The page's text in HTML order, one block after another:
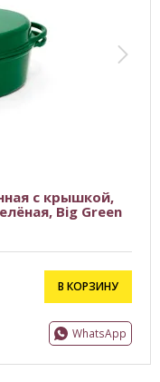
с крышкой,
Big Green
В КОРЗИНУ
WhatsApp